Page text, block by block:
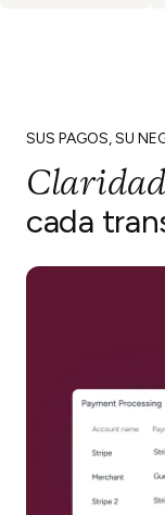
SUS PAGOS, SU
cada